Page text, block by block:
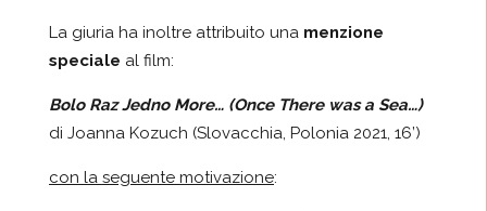
La giuria ha inoltre attribuito una menzione
speciale al film:
Bolo Raz Jedno More… (Once There was a Sea…)
di Joanna Kozuch (Slovacchia, Polonia 2021, 16’)
con la seguente motivazione: